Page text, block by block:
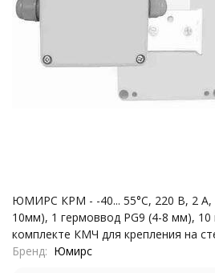
ЮМИРС КРМ - -40... 55°С, 220 В, 2 А,
10мм), 1 гермоввод PG9 (4-8 мм),
комплекте КМЧ для крепления на
Бренд
Юмирс